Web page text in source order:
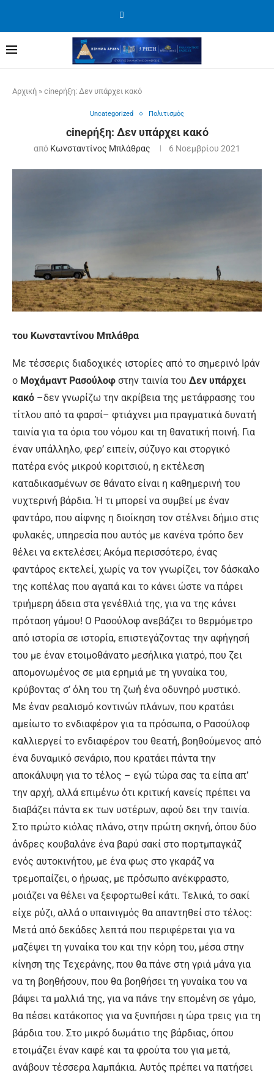
Αρχική » cineρήξη: Δεν υπάρχει κακό
Uncategorized Πολιτισμός
cineρήξη: Δεν υπάρχει κακό
από Κωνσταντίνος Μπλάθρας 6 Νοεμβρίου 2021
του Κωνσταντίνου Μπλάθρα
Με τέσσερις διαδοχικές ιστορίες από το σημερινό Ιράν
ο Μοχάμαντ Ρασούλοφ στην ταινία του Δεν υπάρχει
κακό –δεν γνωρίζω την ακρίβεια της μετάφρασης του
τίτλου από τα φαρσί– φτιάχνει μια πραγματικά δυνατή
ταινία για τα όρια του νόμου και τη θανατική ποινή. Για
έναν υπάλληλο, φερ’ ειπείν, σύζυγο και στοργικό
πατέρα ενός μικρού κοριτσιού, η εκτέλεση
καταδικασμένων σε θάνατο είναι η καθημερινή του
νυχτερινή βάρδια. Ή τι μπορεί να συμβεί με έναν
φαντάρο, που αίφνης η διοίκηση τον στέλνει δήμιο στις
φυλακές, υπηρεσία που αυτός με κανένα τρόπο δεν
θέλει να εκτελέσει; Ακόμα περισσότερο, ένας
φαντάρος εκτελεί, χωρίς να τον γνωρίζει, τον δάσκαλο
της κοπέλας που αγαπά και το κάνει ώστε να πάρει
τριήμερη άδεια στα γενέθλιά της, για να της κάνει
πρόταση γάμου! Ο Ρασούλοφ ανεβάζει το θερμόμετρο
από ιστορία σε ιστορία, επιστεγάζοντας την αφήγησή
του με έναν ετοιμοθάνατο μεσήλικα γιατρό, που ζει
απομονωμένος σε μια ερημιά με τη γυναίκα του,
κρύβοντας σ’ όλη του τη ζωή ένα οδυνηρό μυστικό.
Με έναν ρεαλισμό κοντινών πλάνων, που κρατάει
αμείωτο το ενδιαφέρον για τα πρόσωπα, ο Ρασούλοφ
καλλιεργεί το ενδιαφέρον του θεατή, βοηθούμενος από
ένα δυναμικό σενάριο, που κρατάει πάντα την
αποκάλυψη για το τέλος – εγώ τώρα σας τα είπα απ’
την αρχή, αλλά επιμένω ότι κριτική κανείς πρέπει να
διαβάζει πάντα εκ των υστέρων, αφού δει την ταινία.
Στο πρώτο κιόλας πλάνο, στην πρώτη σκηνή, όπου δύο
άνδρες κουβαλάνε ένα βαρύ σακί στο πορτμπαγκάζ
ενός αυτοκινήτου, με ένα φως στο γκαράζ να
τρεμοπαίζει, ο ήρωας, με πρόσωπο ανέκφραστο,
μοιάζει να θέλει να ξεφορτωθεί κάτι. Τελικά, το σακί
είχε ρύζι, αλλά ο υπαινιγμός θα απαντηθεί στο τέλος:
Μετά από δεκάδες λεπτά που περιφέρεται για να
μαζέψει τη γυναίκα του και την κόρη του, μέσα στην
κίνηση της Τεχεράνης, που θα πάνε στη γριά μάνα για
να τη βοηθήσουν, που θα βοηθήσει τη γυναίκα του να
βάψει τα μαλλιά της, για να πάνε την επομένη σε γάμο,
θα πέσει κατάκοπος για να ξυνπήσει η ώρα τρεις για τη
βάρδια του. Στο μικρό δωμάτιο της βάρδιας, όπου
ετοιμάζει έναν καφέ και τα φρούτα του για μετά,
ανάβουν τέσσερα λαμπάκια. Αυτός πρέπει να πατήσει